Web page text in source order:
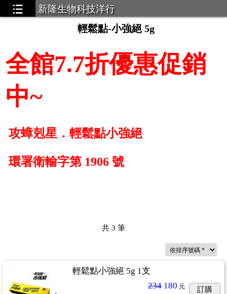
新隆生物科技洋行
輕鬆點-小強絕 5g
全館7.7折優惠促銷
中~
攻蟑剋星．輕鬆點小強絕
環署衛輸字第 1906 號
共 3 筆
輕鬆點小強絕 5g 1支
234 180 元 訂購